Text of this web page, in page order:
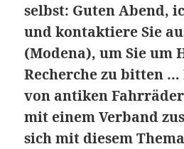
selbst: Guten Abend,
und kontaktiere Sie
(Modena), um Sie um
Recherche zu bitten
von antiken
mit einem Verband
sich mit diesem